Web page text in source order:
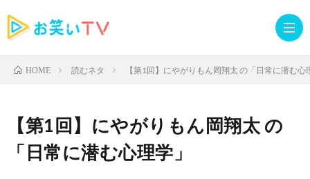
HOME 読むネタ 【第1回】にやがりもん岡翔太 の「日常に潜む心
【第1回】にやがりもん岡翔太 の
「日常に潜む心理学」